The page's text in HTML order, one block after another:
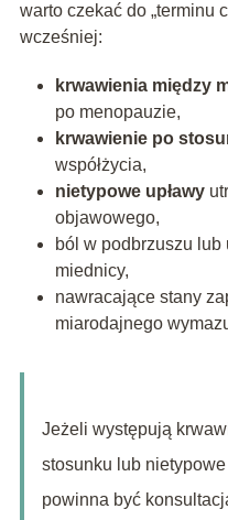
warto czekać do „terminu
wcześniej:
krwawienia między
po menopauzie,
krwawienie po
współżycia,
nietypowe upławy
objawowego,
ból w podbrzuszu lub
miednicy,
nawracające stany
miarodajnego
Jeżeli występują
stosunku lub
powinna być